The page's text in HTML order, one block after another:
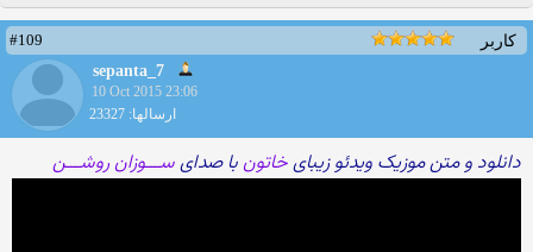
کاربر
#109
sepanta_7
10 Oct 2015 23:06
ارسالها: 23327
دانلود و متن موزیک ویدئو زیبایخاتون با صدایســـوزان روشـــن